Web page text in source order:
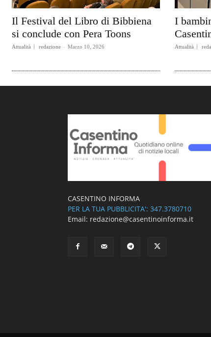
Il Festival del Libro di Bibbiena
si conclude con Pera Toons
Attualità redazione - Marzo 10, 2026
I
Attualità
CASENTINO INFORMA
PER LA TUA PUBBLICITA': 347.3780710
Email: redazione@casentinoinforma.it